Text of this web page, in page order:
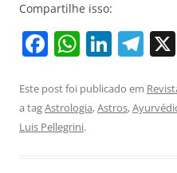
Compartilhe isso:
F
c
e
W
at
s
Li
k
e
T
e
gr
Este post foi publicado em
a tagAstrologia,Astros,
Luis Pellegrini.